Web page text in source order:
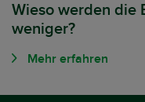
Wieso werden die
weniger?
Mehr erfahren